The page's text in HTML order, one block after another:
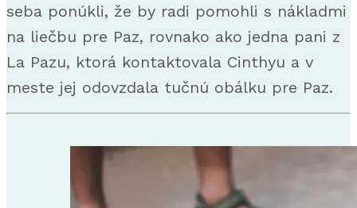
seba ponúkli, že by radi pomohli s nákladmi
na liečbu pre Paz, rovnako ako jedna pani z
La Pazu, ktorá kontaktovala Cinthyu a v
meste jej odovzdala tučnú obálku pre Paz.